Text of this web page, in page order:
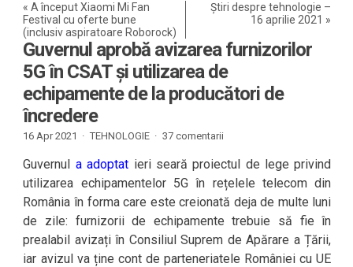
«A început Xiaomi Mi Fan
Festival cu oferte bune
(inclusiv aspiratoare Roborock)
Știri despre tehnologie –
16 aprilie 2021 »
Guvernul aprobă avizarea furnizorilor
5G în CSAT și utilizarea de
echipamente de la producători de
încredere
16 Apr 2021 · TEHNOLOGIE · 37 comentarii
Guvernul a adoptat ieri seară proiectul de lege privind
utilizarea echipamentelor 5G în rețelele telecom din
România în forma care este creionată deja de multe luni
de zile: furnizorii de echipamente trebuie să fie în
prealabil avizați în Consiliul Suprem de Apărare a Țării,
iar avizul va ține cont de parteneriatele României cu UE